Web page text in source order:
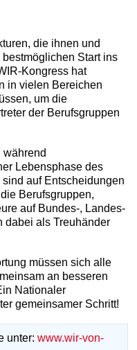
die ihnen und
Start ins
Kongress hat
in vielen Bereichen
um die
der Berufsgruppen
während
Lebensphase des
auf Entscheidungen
Berufsgruppen,
auf Bundes-, Landes-
dabei als Treuhänder
müssen sich alle
an besseren
Nationaler
gemeinsamer Schritt!
unter:www.wir-von-